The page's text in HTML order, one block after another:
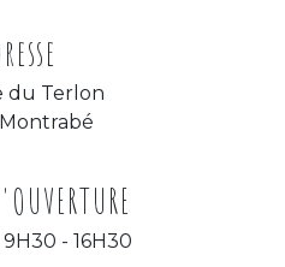
du Terlon
- 16H30